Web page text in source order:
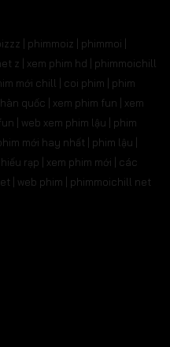
| phimmoiz | phimmoi |
z | xem phim hd | phimmoichill
mới chill | coi phim | phim
quốc | xem phim fun | xem
| web xem phim lậu | phim
mới hay nhất | phim lậu |
rạp | xem phim mới | các
| web phim | phimmoichill net